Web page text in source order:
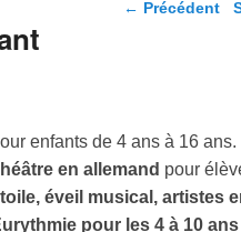
← Précédent
enfants de 4 ans à 16 ans.
en allemand pour
éveil musical, artistes
pour les 4 à 10 ans